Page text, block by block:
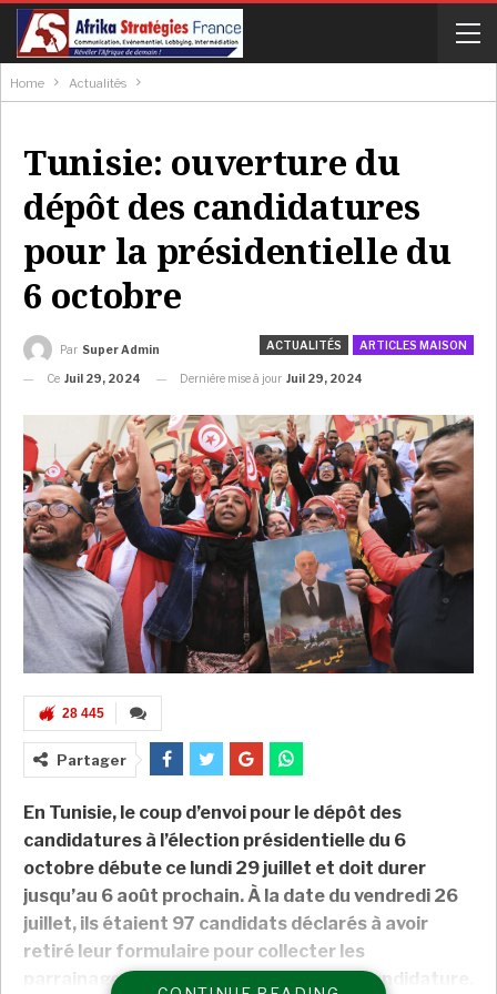
Home Actualités
Tunisie: ouverture du
dépôt des candidatures
pour la présidentielle du
6 octobre
ACTUALITÉS ARTICLES MAISON
Par Super Admin
Ce Juil 29, 2024 Dernière mise à jour Juil 29, 2024
28 445
Partager
En Tunisie, le coup d’envoi pour le dépôt des
candidatures à l’élection présidentielle du 6
octobre débute ce lundi 29 juillet et doit durer
jusqu’au 6 août prochain. À la date du vendredi 26
juillet, ils étaient 97 candidats déclarés à avoir
retiré leur formulaire pour collecter les
parrainages, l’une des conditions de la candidature.